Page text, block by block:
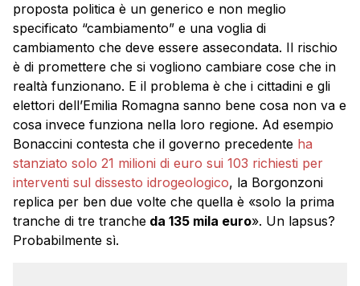
proposta politica è un generico e non meglio
specificato “cambiamento” e una voglia di
cambiamento che deve essere assecondata. Il rischio
è di promettere che si vogliono cambiare cose che in
realtà funzionano. E il problema è che i cittadini e gli
elettori dell’Emilia Romagna sanno bene cosa non va e
cosa invece funziona nella loro regione. Ad esempio
Bonaccini contesta che il governo precedente ha
stanziato solo 21 milioni di euro sui 103 richiesti per
interventi sul dissesto idrogeologico, la Borgonzoni
replica per ben due volte che quella è «solo la prima
tranche di tre tranche da 135 mila euro». Un lapsus?
Probabilmente sì.